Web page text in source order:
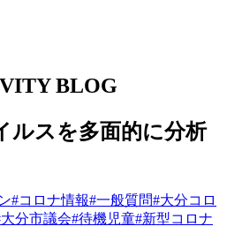
BLOG
ルスを多面的に分析
#コロナ情報#一般質問#大分コロ
分市議会#待機児童#新型コロナ